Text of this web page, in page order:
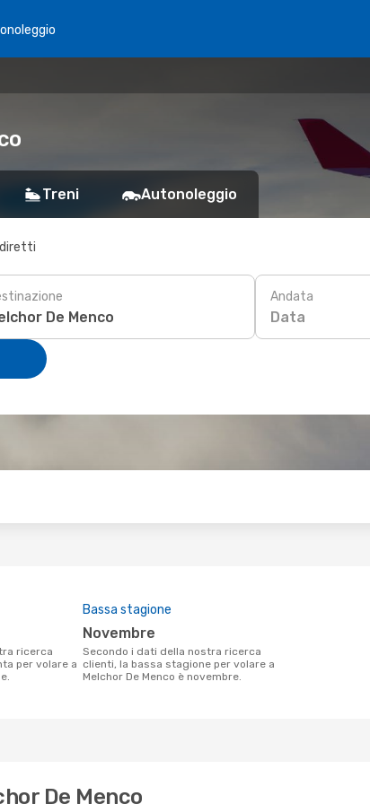
Treni Autonoleggio
Andata
Data
per volare a
Bassa stagione
novembre
Secondo i dati della nostra ricerca
clienti, la bassa stagione per volare a
Melchor De Menco è novembre.
De Menco